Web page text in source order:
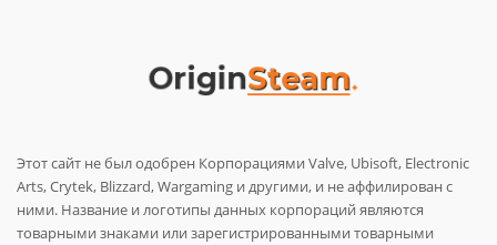
Этот сайт не был одобрен Корпорациями Valve, Ubisoft, Electronic
Arts, Crytek, Blizzard, Wargaming и другими, и не аффилирован с
ними. Название и логотипы данных корпораций являются
товарными знаками или зарегистрированными товарными